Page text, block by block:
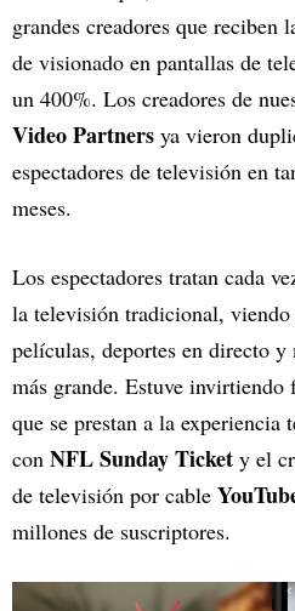
grandes creadores que reciben
de visionado en pantallas de
un 400%. Los creadores de
Video Partners ya vieron
espectadores de televisión en
meses.
Los espectadores tratan cada
la televisión tradicional, viendo
películas, deportes en directo
más grande. Estuve invirtiendo
que se prestan a la
con NFL Sunday Ticket y el
de televisión por cable
millones de suscriptores.